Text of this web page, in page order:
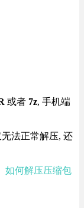
或者 7z, 手机端
法正常解压, 还
如何解压压缩包